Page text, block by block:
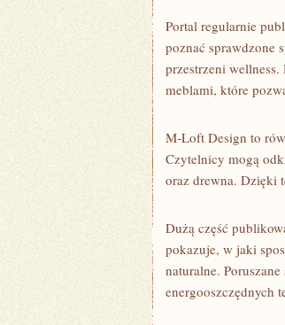
Portal regularnie
poznać sprawdzone
przestrzeni
meblami, które
M-Loft Design to
Czytelnicy mogą
oraz drewna. Dzięki
Dużą część
pokazuje, w jaki
naturalne.
energooszczędnych